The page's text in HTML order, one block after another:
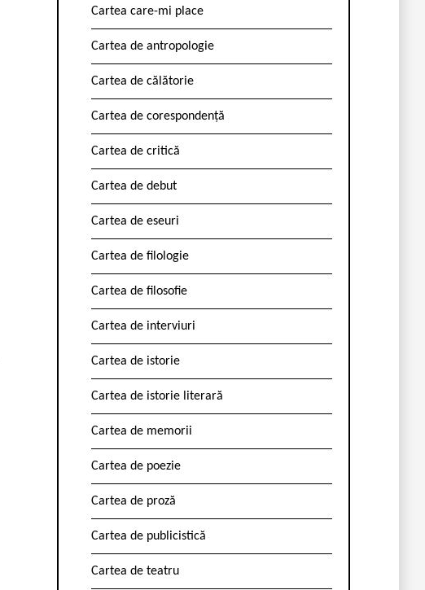
Cartea care-mi place
Cartea de antropologie
Cartea de călătorie
Cartea de corespondență
Cartea de critică
Cartea de debut
Cartea de eseuri
Cartea de filologie
Cartea de filosofie
Cartea de interviuri
Cartea de istorie
Cartea de istorie literară
Cartea de memorii
Cartea de poezie
Cartea de proză
Cartea de publicistică
Cartea de teatru